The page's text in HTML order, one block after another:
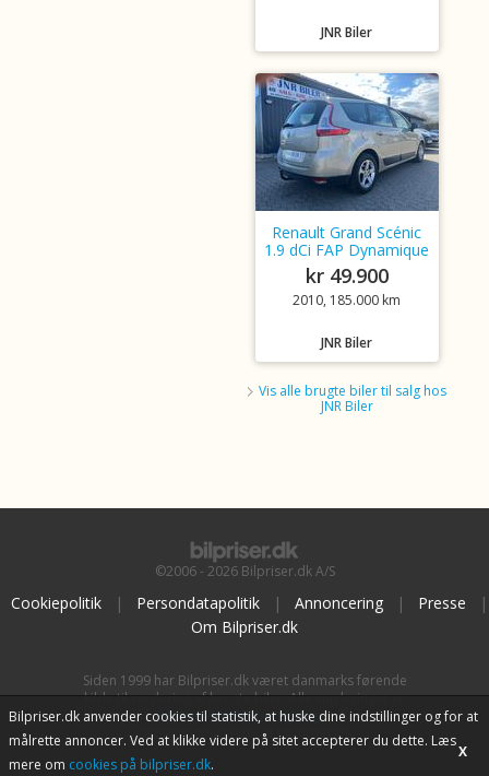
JNR Biler
Renault Grand Scénic
1.9 dCi FAP Dynamique
kr 49.900
2010, 185.000 km
JNR Biler
Vis alle brugte biler til salg hos
JNR Biler
©2006 - 2026 Bilpriser.dk A/S
Cookiepolitik | Persondatapolitik | Annoncering | Presse
|
Om Bilpriser.dk
Siden 1999 har Bilpriser.dk været danmarks førende
kilde til vurdering af brugte biler. Alle vurderinger er
baseret påBilpriserPro Prisberegning , bilbranchens
uafhængige værktøj til bilvurdering.
Bilpriser.dk anvender cookies til statistik, at huske dine indstillinger og for at
målrette annoncer. Ved at klikke videre på sitet accepterer du dette. Læs
mere om cookies på bilpriser.dk.
X